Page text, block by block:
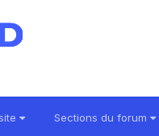
Sections du forum